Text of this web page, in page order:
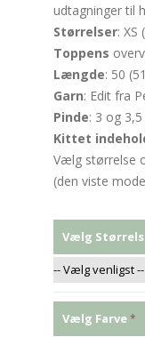
udtagninger til
Størrelser: XS
Toppens
Længde: 50
Garn: Edit fra
Pinde: 3 og
Kittet
Vælg størrelse
(den viste
Vælg
Vælg Farve